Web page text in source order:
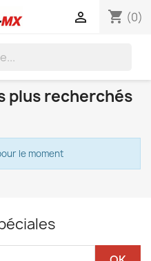
shopping_cart (0)

plus recherchés
le moment